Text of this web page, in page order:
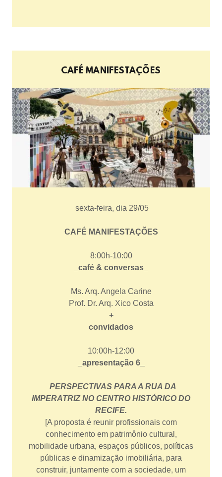
CAFÉ MANIFESTAÇÕES
sexta-feira, dia 29/05
CAFÉ MANIFESTAÇÕES
8:00h-10:00
_café & conversas_
Ms. Arq. Angela Carine
Prof. Dr. Arq. Xico Costa
+
convidados
10:00h-12:00
_apresentação 6_
PERSPECTIVAS PARA A RUA DA
IMPERATRIZ NO CENTRO HISTÓRICO DO
RECIFE.
[A proposta é reunir profissionais com
conhecimento em patrimônio cultural,
mobilidade urbana, espaços públicos, políticas
públicas e dinamização imobiliária, para
construir, juntamente com a sociedade, um